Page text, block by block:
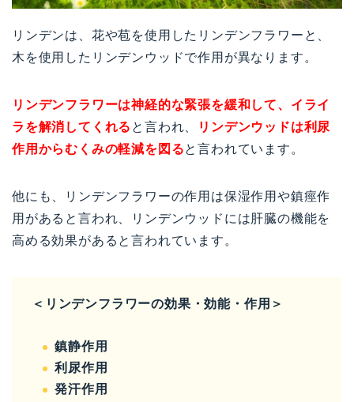
リンデンは、花や苞を使用したリンデンフラワーと、
木を使用したリンデンウッドで作用が異なります。
リンデンフラワーは神経的な緊張を緩和して、イライ
ラを解消してくれる と言われ、
リンデンウッドは利尿
作用からむくみの軽減を図ると言われています。
他にも、リンデンフラワーの作用は保湿作用や鎮痙作
用があると言われ、リンデンウッドには肝臓の機能を
高める効果があると言われています。
＜リンデンフラワーの効果・効能・作用＞
鎮静作用
利尿作用
発汗作用